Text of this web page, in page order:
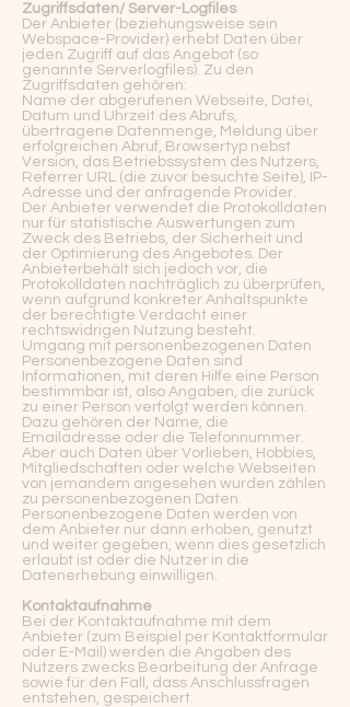
Zugriffsdaten/ Server-Logfiles
Der Anbieter (beziehungsweise sein
Webspace-Provider) erhebt Daten über
jeden Zugriff auf das Angebot (so
genannte Serverlogfiles). Zu den
Zugriffsdaten gehören:
Name der abgerufenen Webseite, Datei,
Datum und Uhrzeit des Abrufs,
übertragene Datenmenge, Meldung über
erfolgreichen Abruf, Browsertyp nebst
Version, das Betriebssystem des Nutzers,
Referrer URL (die zuvor besuchte Seite), IP-
Adresse und der anfragende Provider.
Der Anbieter verwendet die Protokolldaten
nur für statistische Auswertungen zum
Zweck des Betriebs, der Sicherheit und
der Optimierung des Angebotes. Der
Anbieterbehält sich jedoch vor, die
Protokolldaten nachträglich zu überprüfen,
wenn aufgrund konkreter Anhaltspunkte
der berechtigte Verdacht einer
rechtswidrigen Nutzung besteht.
Umgang mit personenbezogenen Daten
Personenbezogene Daten sind
Informationen, mit deren Hilfe eine Person
bestimmbar ist, also Angaben, die zurück
zu einer Person verfolgt werden können.
Dazu gehören der Name, die
Emailadresse oder die Telefonnummer.
Aber auch Daten über Vorlieben, Hobbies,
Mitgliedschaften oder welche Webseiten
von jemandem angesehen wurden zählen
zu personenbezogenen Daten.
Personenbezogene Daten werden von
dem Anbieter nur dann erhoben, genutzt
und weiter gegeben, wenn dies gesetzlich
erlaubt ist oder die Nutzer in die
Datenerhebung einwilligen.
Kontaktaufnahme
Bei der Kontaktaufnahme mit dem
Anbieter (zum Beispiel per Kontaktformular
oder E-Mail) werden die Angaben des
Nutzers zwecks Bearbeitung der Anfrage
sowie für den Fall, dass Anschlussfragen
entstehen, gespeichert.